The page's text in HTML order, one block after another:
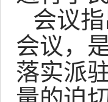
会议
会议，
落实派